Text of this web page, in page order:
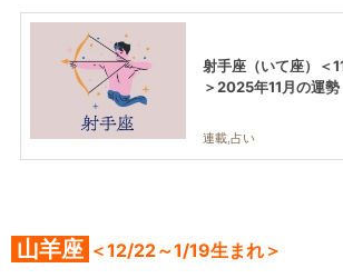
射手座（いて座）＜
＞2025年11月の運勢
連載,占い
山羊座 ＜12/22～1/19生まれ＞